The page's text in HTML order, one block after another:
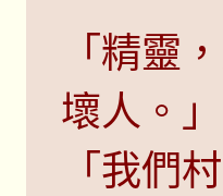
「精靈
壞人。」
「我們